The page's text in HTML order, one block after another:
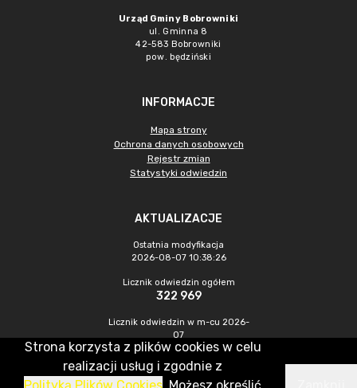
Urząd Gminy Bobrowniki
ul. Gminna 8
42-583 Bobrowniki
pow. będziński
INFORMACJE
Mapa strony
Ochrona danych osobowych
Rejestr zmian
Statystyki odwiedzin
AKTUALIZACJE
Ostatnia modyfikacja
2026-08-07 10:38:26
Licznik odwiedzin ogółem
322 969
Licznik odwiedzin w m-cu 2026-
07
585
CMS & Hosting: Nefeni Sp. z o.o.
Strona korzysta z plików cookies w celu
realizacji usług i zgodnie z